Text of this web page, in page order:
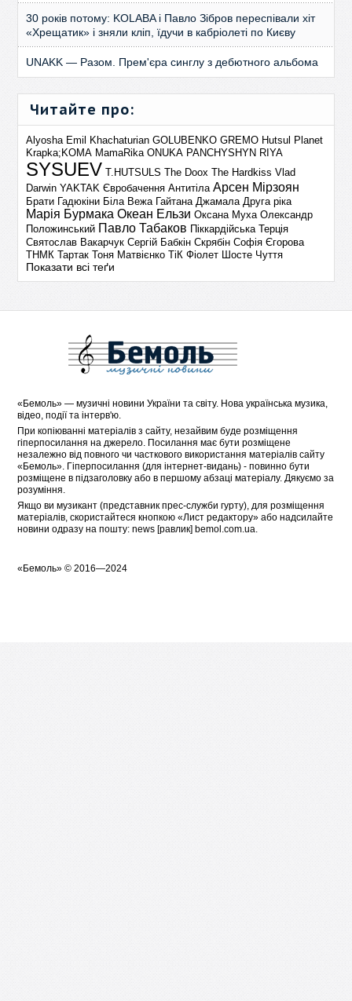
30 років потому: KOLABA і Павло Зібров переспівали хіт
«Хрещатик» і зняли кліп, їдучи в кабріолеті по Києву
UNAKK — Разом. Прем'єра синглу з дебютного альбома
Читайте про:
Alyosha Emil Khachaturian GOLUBENKO GREMO Hutsul Planet
Krapka;KOMA MamaRika ONUKA PANCHYSHYN RIYA
SYSUEV T.HUTSULS The Doox The Hardkiss Vlad
Darwin YAKTAK Євробачення Антитіла Арсен Мірзоян
Брати Гадюкіни Біла Вежа Гайтана Джамала Друга ріка
Марія Бурмака Океан Ельзи Оксана Муха Олександр
Положинський Павло Табаков Піккардійська Терція
Святослав Вакарчук Сергій Бабкін Скрябін Софія Єгорова
ТНМК Тартак Тоня Матвієнко ТіК Фіолет Шосте Чуття
Показати всі теґи
« Бемоль» — музичні новини України та світу. Нова українська музика,
відео, події та інтерв'ю.
При копіюванні матеріалів з сайту, незайвим буде розміщення
гіперпосилання на джерело. Посилання має бути розміщене
незалежно від повного чи часткового використання матеріалів сайту
«Бемоль». Гіперпосилання (для інтернет-видань) - повинно бути
розміщене в підзаголовку або в першому абзаці матеріалу. Дякуємо за
розуміння.
Якщо ви музикант (представник прес-служби гурту), для розміщення
матеріалів, скористайтеся кнопкою «Лист редактору» або надсилайте
новини одразу на пошту: news [равлик] bemol.com.ua.
« Бемоль» © 2016—2024